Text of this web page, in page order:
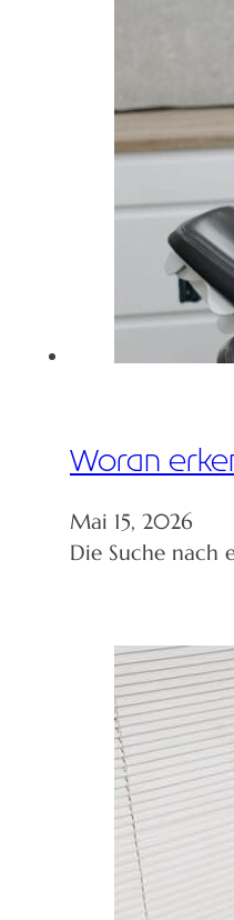
Woran
Mai 15, 2026
Die Suche nach